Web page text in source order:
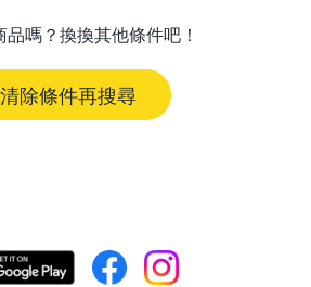
嗎？換換其他條件吧！
清除條件再搜尋